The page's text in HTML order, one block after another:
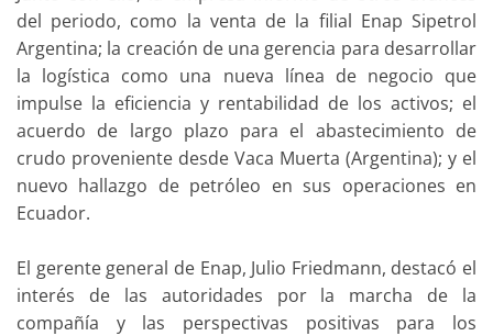
del periodo, como la venta de la filial Enap Sipetrol
Argentina; la creación de una gerencia para desarrollar
la logística como una nueva línea de negocio que
impulse la eficiencia y rentabilidad de los activos; el
acuerdo de largo plazo para el abastecimiento de
crudo proveniente desde Vaca Muerta (Argentina); y el
nuevo hallazgo de petróleo en sus operaciones en
Ecuador.
El gerente general de Enap, Julio Friedmann, destacó el
interés de las autoridades por la marcha de la
compañía y las perspectivas positivas para los